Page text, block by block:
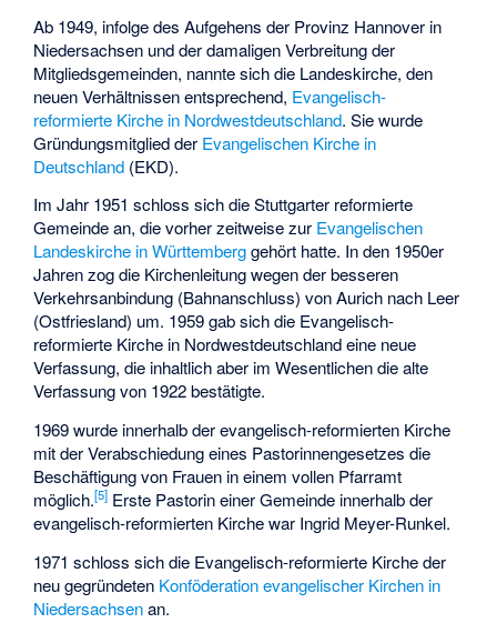
Ab 1949, infolge des Aufgehens der Provinz Hannover in
Niedersachsen und der damaligen Verbreitung der
Mitgliedsgemeinden, nannte sich die Landeskirche, den
neuen Verhältnissen entsprechend, Evangelisch-
reformierte Kirche in Nordwestdeutschland. Sie wurde
Gründungsmitglied der Evangelischen Kirche in
Deutschland (EKD).
Im Jahr 1951 schloss sich die Stuttgarter reformierte
Gemeinde an, die vorher zeitweise zur Evangelischen
Landeskirche in Württemberggehört hatte. In den 1950er
Jahren zog die Kirchenleitung wegen der besseren
Verkehrsanbindung (Bahnanschluss) von Aurich nach Leer
(Ostfriesland) um. 1959 gab sich die Evangelisch-
reformierte Kirche in Nordwestdeutschland eine neue
Verfassung, die inhaltlich aber im Wesentlichen die alte
Verfassung von 1922 bestätigte.
1969 wurde innerhalb der evangelisch-reformierten Kirche
mit der Verabschiedung eines Pastorinnengesetzes die
Beschäftigung von Frauen in einem vollen Pfarramt
möglich.[5] Erste Pastorin einer Gemeinde innerhalb der
evangelisch-reformierten Kirche war Ingrid Meyer-Runkel.
1971 schloss sich die Evangelisch-reformierte Kirche der
neu gegründeten Konföderation evangelischer Kirchen in
Niedersachsenan.